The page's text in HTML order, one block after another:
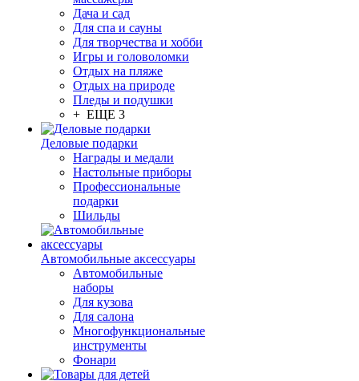
Дача и сад
Для спа и сауны
Для творчества и хобби
Игры и головоломки
Отдых на пляже
Отдых на природе
Пледы и подушки
+ ЕЩЕ 3
Деловые подарки
Награды и медали
Настольные приборы
Профессиональные
подарки
Шильды
Автомобильные аксессуары
Автомобильные
наборы
Для кузова
Для салона
Многофункциональные
инструменты
Фонари